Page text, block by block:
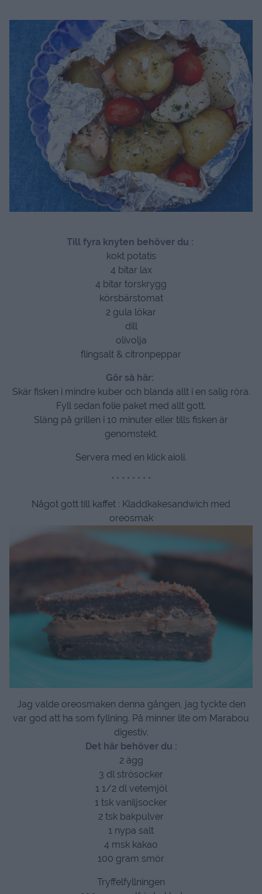
Till fyra knyten behöver du :
kokt potatis
4 bitar lax
4 bitar torskrygg
körsbärstomat
2 gula lökar
dill
olivolja
flingsalt & citronpeppar
Gör så här:
Skär fisken i mindre kuber och blanda allt i en salig röra.
Fyll sedan folie paket med allt gott.
Släng på grillen i 10 minuter eller tills fisken är
genomstekt.
Servera med en klick aioli.
* * * * * * * *
Något gott till kaffet : Kladdkakesandwich med
oreosmak
Jag valde oreosmaken denna gången, jag tyckte den
var god att ha som fyllning. På minner lite om Marabou
digestiv.
Det här behöver du :
2 ägg
3 dl strösocker
1 1/2 dl vetemjöl
1 tsk vaniljsocker
2 tsk bakpulver
1 nypa salt
4 msk kakao
100 gram smör
Tryffelfyllningen